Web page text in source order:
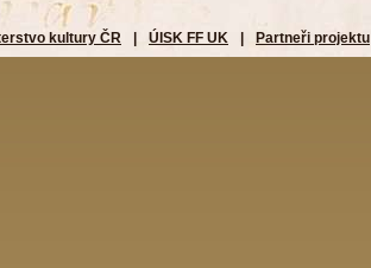
kultury ČR ÚISK FF UK Partneři projektu